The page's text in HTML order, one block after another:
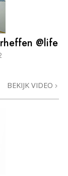
@life
BEKIJK VIDEO